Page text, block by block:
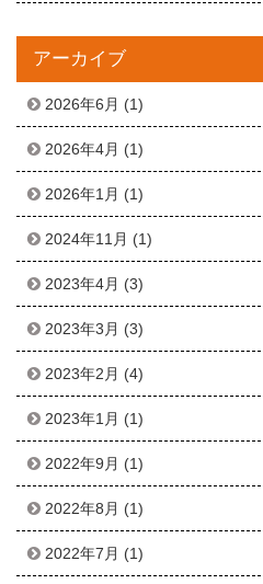
アーカイブ
2026年6月 (1)
2026年4月 (1)
2026年1月 (1)
2024年11月 (1)
2023年4月 (3)
2023年3月 (3)
2023年2月 (4)
2023年1月 (1)
2022年9月 (1)
2022年8月 (1)
2022年7月 (1)